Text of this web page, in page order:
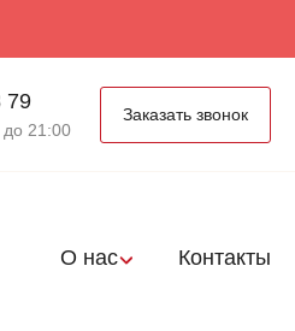
79
21:00
Заказать звонок
О нас Контакты